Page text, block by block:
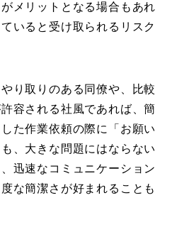
メリットとなる場合もあれ
いると受け取られるリスク
り取りのある同僚や、比較
容される社風であれば、簡
た作業依頼の際に「お願い
、大きな問題にはならない
迅速なコミュニケーション
な簡潔さが好まれることも